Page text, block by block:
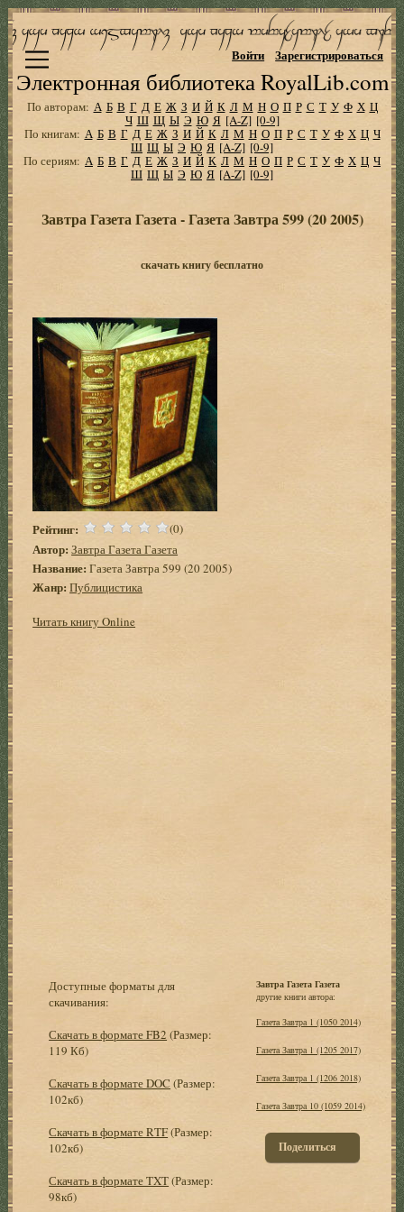
Электронная библиотека RoyalLib.com
Войти Зарегистрироваться
По авторам: А Б В Г Д Е Ж З И Й К Л М Н О П Р С Т У Ф Х Ц
Ч Ш Щ Ы Э Ю Я [A-Z] [0-9]
По книгам: А Б В Г Д Е Ж З И Й К Л М Н О П Р С Т У Ф Х Ц Ч
Ш Щ Ы Э Ю Я [A-Z] [0-9]
По сериям: А Б В Г Д Е Ж З И Й К Л М Н О П Р С Т У Ф Х Ц Ч
Ш Щ Ы Э Ю Я [A-Z] [0-9]
Завтра Газета Газета - Газета Завтра 599 (20 2005)
скачать книгу бесплатно
Рейтинг: (0)
Автор: Завтра Газета Газета
Название: Газета Завтра 599 (20 2005)
Жанр: Публицистика
Читать книгу Online
Доступные форматы для
скачивания:
Скачать в формате FB2 (Размер:
119 Кб)
Скачать в формате DOC (Размер:
102кб)
Скачать в формате RTF(Размер:
102кб)
Скачать в формате TXT(Размер:
98кб)
Завтра Газета Газета
другие книги автора:
Газета Завтра 1 (1050 2014)
Газета Завтра 1 (1205 2017)
Газета Завтра 1 (1206 2018)
Газета Завтра 10 (1059 2014)
Поделиться